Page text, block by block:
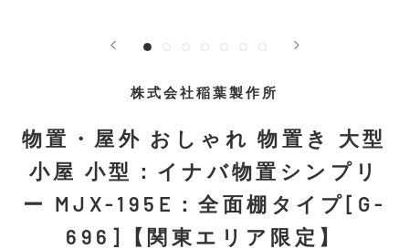
株式会社稲葉製作所
物置・屋外 おしゃれ 物置き 大型
小屋 小型：イナバ物置シンプリ
ー MJX-195E：全面棚タイプ[G-
696]【関東エリア限定】